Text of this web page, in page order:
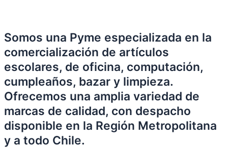
Somos una Pyme especializada en la
comercialización de artículos
escolares, de oficina, computación,
cumpleaños, bazar y limpieza.
Ofrecemos una amplia variedad de
marcas de calidad, con despacho
disponible en la Región Metropolitana
y a todo Chile.